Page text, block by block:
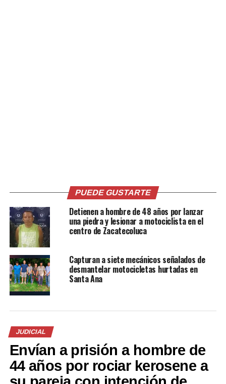
Facebook X
Me gusta esto:
Relacionado
Detienen a conductor
FOTOS – Capturan a 21
PUEDE GUSTARTE
Detienen a hombre de 48 años por lanzar
una piedra y lesionar a motociclista en el
centro de Zacatecoluca
Capturan a siete mecánicos señalados de
desmantelar motocicletas hurtadas en
Santa Ana
JUDICIAL
Envían a prisión a hombre de
44 años por rociar kerosene a